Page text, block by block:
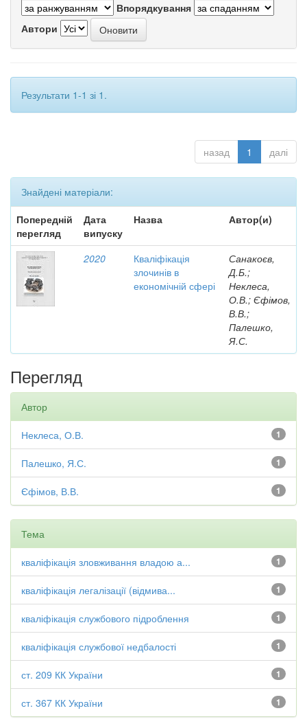
Впорядкування
Автори
Результати 1-1 зі 1.
назад 1 далі
Знайдені матеріали:
Попередній
перегляд
Дата
випуску
Назва Автор(и)
2020
Кваліфікація
злочинів в
економічній сфері
Санакоєв,
Д.Б.;
Неклеса,
О.В.; Єфімов,
В.В.;
Палешко,
Я.С.
Перегляд
Автор
1
Неклеса, О.В.
1
Палешко, Я.С.
1
Єфімов, В.В.
Тема
1
кваліфікація зловживання владою а...
1
кваліфікація легалізації (відмива...
1
кваліфікація службового підроблення
1
кваліфікація службової недбалості
1
ст. 209 КК України
1
ст. 367 КК України